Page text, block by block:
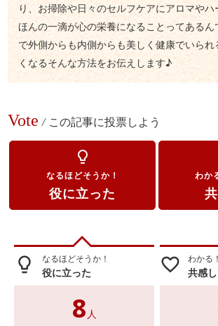
り、お掃除や日々のセルフケアにアロマやハ
ほんの一滴が心の栄養になることってある
で外側からも内側からも美しく健康でいら
くなるそんな方法をお伝えします♪
Vote / この記事に投票しよう
lightbulb_outline
なるほどそうか！
役に立った
わか
lightbulb_outline なるほどそうか！
役に立った
8 人
favorite_border わかる
共感